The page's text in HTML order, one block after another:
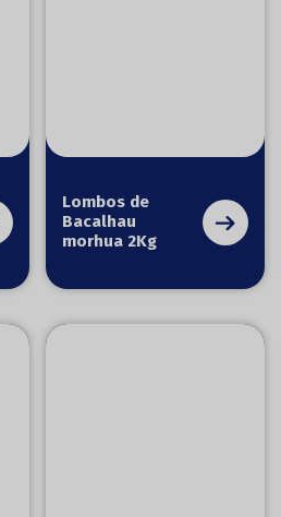
Lombos de
Bacalhau
morhua 2Kg